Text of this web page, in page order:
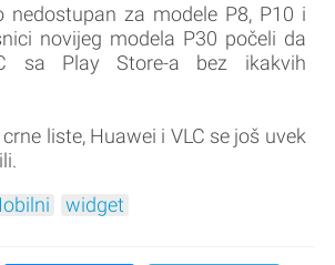
nedostupan za modele P8, P10 i
novijeg modela P30 počeli da
sa Play Store-a bez ikakvih
liste, Huawei i VLC se još uvek
widget